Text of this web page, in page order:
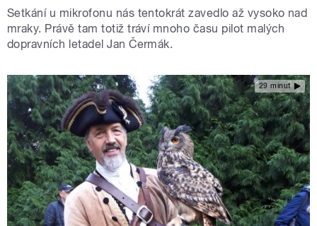
Setkání u mikrofonu nás tentokrát zavedlo až vysoko nad
mraky. Právě tam totiž tráví mnoho času pilot malých
dopravních letadel Jan Čermák.
29 minut